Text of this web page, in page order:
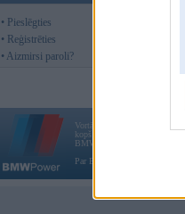
• Pieslēgties
• Reģistrēties
• Aizmirsi paroli?
Vortāls BMWPower.lv darbojas
kopš 2002. gada 14. maija.
BMW AG.
Par BMWPower